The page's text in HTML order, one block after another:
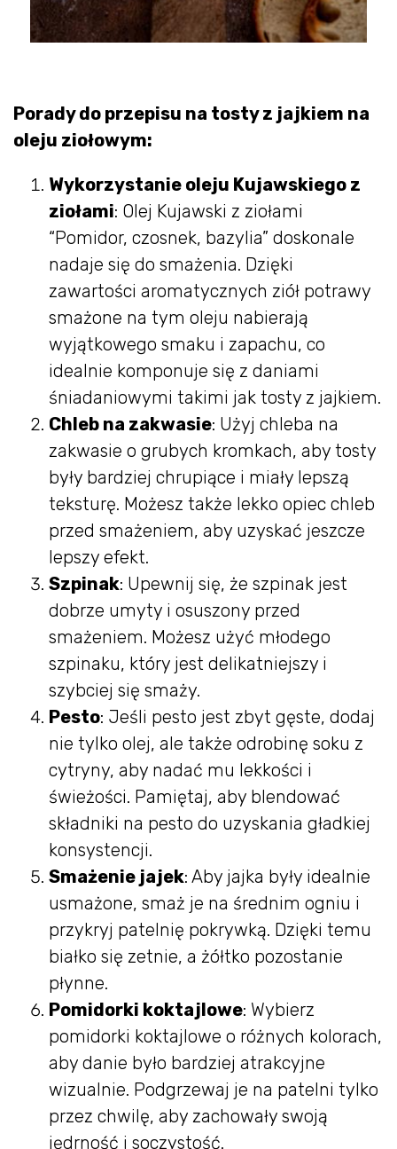
Porady do przepisu na tosty z jajkiem na
oleju ziołowym:
Wykorzystanie oleju Kujawskiego z
ziołami: Olej Kujawski z ziołami
“Pomidor, czosnek, bazylia” doskonale
nadaje się do smażenia. Dzięki
zawartości aromatycznych ziół potrawy
smażone na tym oleju nabierają
wyjątkowego smaku i zapachu, co
idealnie komponuje się z daniami
śniadaniowymi takimi jak tosty z jajkiem.
Chleb na zakwasie: Użyj chleba na
zakwasie o grubych kromkach, aby tosty
były bardziej chrupiące i miały lepszą
teksturę. Możesz także lekko opiec chleb
przed smażeniem, aby uzyskać jeszcze
lepszy efekt.
Szpinak: Upewnij się, że szpinak jest
dobrze umyty i osuszony przed
smażeniem. Możesz użyć młodego
szpinaku, który jest delikatniejszy i
szybciej się smaży.
Pesto: Jeśli pesto jest zbyt gęste, dodaj
nie tylko olej, ale także odrobinę soku z
cytryny, aby nadać mu lekkości i
świeżości. Pamiętaj, aby blendować
składniki na pesto do uzyskania gładkiej
konsystencji.
Smażenie jajek: Aby jajka były idealnie
usmażone, smaż je na średnim ogniu i
przykryj patelnię pokrywką. Dzięki temu
białko się zetnie, a żółtko pozostanie
płynne.
Pomidorki koktajlowe: Wybierz
pomidorki koktajlowe o różnych kolorach,
aby danie było bardziej atrakcyjne
wizualnie. Podgrzewaj je na patelni tylko
przez chwilę, aby zachowały swoją
jędrność i soczystość.